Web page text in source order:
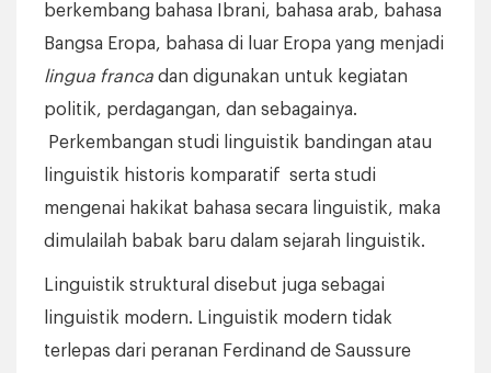
berkembang bahasa Ibrani, bahasa arab, bahasa
Bangsa Eropa, bahasa di luar Eropa yang menjadi
lingua franca dan digunakan untuk kegiatan
politik, perdagangan, dan sebagainya.
Perkembangan studi linguistik bandingan atau
linguistik historis komparatif serta studi
mengenai hakikat bahasa secara linguistik, maka
dimulailah babak baru dalam sejarah linguistik.
Linguistik struktural disebut juga sebagai
linguistik modern. Linguistik modern tidak
terlepas dari peranan Ferdinand de Saussure